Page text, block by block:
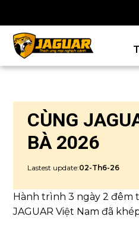
dung
CÙNG
BÀ 2026
Lastest update:02-Th6-26
Hành trình 3 ngày 2 đêm
JAGUAR Việt Nam đã